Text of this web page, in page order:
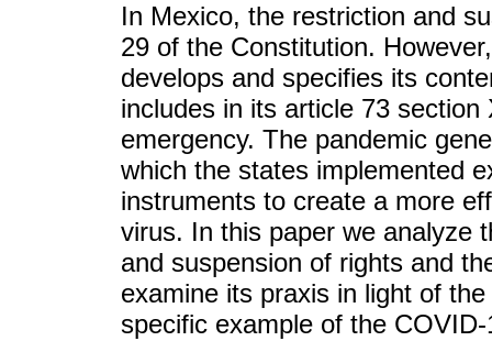
In Mexico, the restriction and
29 of the Constitution.
develops and specifies its
includes in its article 73
emergency. The pandemic
which the states implemented
instruments to create a more
virus. In this paper we analyze
and suspension of rights and
examine its praxis in light of
specific example of the